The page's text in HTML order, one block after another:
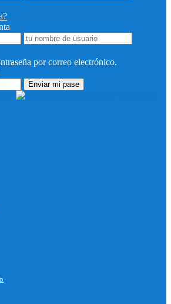
por correo electrónico.